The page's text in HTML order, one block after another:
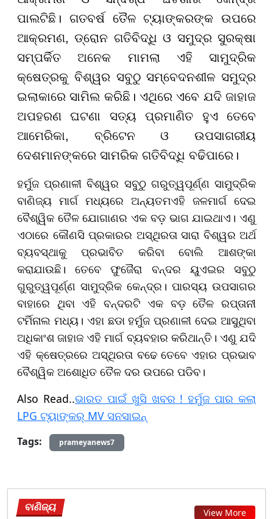
ପାଲଟିଛି। ଗତବର୍ଷ ତୈଳ ଟ୍ୟାଙ୍କରଙ୍କ ଉପରେ
ଆକ୍ରମଣ, ଡ୍ରୋନ ଗତିବିଦ୍ଧି ଓ ସମୁଦ୍ର ସୁରକ୍ଷା
ସମ୍ପର୍କିତ ଅନେକ ମାମଲା ଏହି ସାମୁଦ୍ରିକ
କ୍ଷେତ୍ରକୁ ବିଶ୍ୱର ସବୁଠୁ ସମ୍ବେଦନଶୀଳ ସମୁଦ୍ର
ଇଲାକାରେ ସାମିଲ କରିଛି। ଏଥିରେ ଏବେ ଯଦି ଜାହାଜ
ଅପହରଣ ଘଟଣା ସତ୍ୟ ପ୍ରମାଣିତ ହୁଏ ତେବେ
ଆମେରିକା, ବ୍ରିଟେନ ଓ ଉପସାଗରୀୟ
ଦେଶମାନଙ୍କରେ ସାମରିକ ଗତିବିଦ୍ଧି ବଢିପାରେ।
ହର୍ମୁଜ ପ୍ରଣାଳୀ ବିଶ୍ୱର ସବୁଠୁ ଗରୁତ୍ୱପୂର୍ଣ୍ଣ ସାମୁଦ୍ରିକ
ବାଣିଜ୍ୟ ମାର୍ଗ ମଧ୍ୟରେ ଅନ୍ୟତମଏହି ଜଳମାର୍ଗ ଦେଇ
ବୈଶ୍ୱିକ ତୈଳ ଯୋଗାଣର ଏକ ବଡ଼ ଭାଗ ଯାଇଥାଏ। ଏଣୁ
ଏଠାରେ କୌଣସି ପ୍ରକାରର ଅସ୍ଥିରତା ସାରା ବିଶ୍ୱର ଅର୍ଥ
ବ୍ୟବସ୍ଥାକୁ ପ୍ରଭାବିତ କରିବା ବୋଲି ଆଶଙ୍କା
କରାଯାଉଛି। ତେବେ ଫୁଜୈରା ବନ୍ଦର ୟୁଏଇର ସବୁଠୁ
ଗୁରୁତ୍ୱପୂର୍ଣ୍ଣ ସାମୁଦ୍ରିକ କେନ୍ଦ୍ର। ପାରସ୍ୟ ଉପସାଗର
ବାହାରେ ଥିବା ଏହି ବନ୍ଦରଟି ଏକ ବଡ଼ ତୈଳ ରପ୍ତାନୀ
ଟର୍ମିନାଲ ମଧ୍ୟ। ଏହା ଛଡା ହର୍ମୁଜ ପ୍ରଣାଳୀ ଦେଇ ଆସୁଥିବା
ଅଧିକାଂଶ ଜାହାଜ ଏହି ମାର୍ଗ ବ୍ୟବହାର କରିଥାନ୍ତି। ଏଣୁ ଯଦି
ଏହି କ୍ଷେତ୍ରରେ ଅସ୍ଥିରତା ବଢେ ତେବେ ଏହାର ପ୍ରଭାବ
ବୈଶ୍ୱିକ ଅଶୋଧିତ ତୈଳ ଦର ଉପରେ ପଡିବ।
Also Read..ଭାରତ ପାଇଁ ଖୁସି ଖବର ! ହର୍ମୁଜ ପାର କଲା
LPG ଟ୍ୟାଙ୍କର୍ MV ସନସାଇନ୍
Tags: prameyanews7
ବାଣିଜ୍ୟ View More